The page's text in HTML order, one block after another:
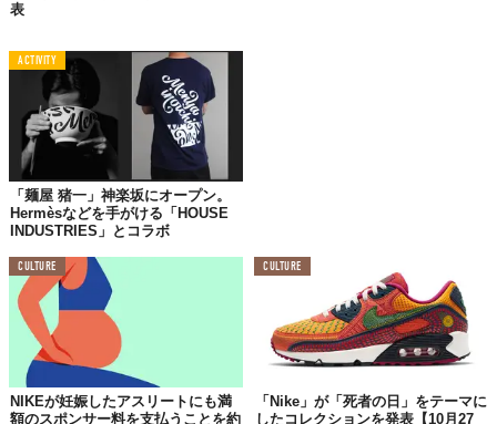
TABI LABO
この世界は、もっと広いはずだ。
表
ACTIVITY
「麺屋 猪一」神楽坂にオープン。
Hermèsなどを手がける「HOUSE
INDUSTRIES」とコラボ
CULTURE
NIKEが妊娠したアスリートにも満
額のスポンサー料を支払うことを約
CULTURE
「Nike」が「死者の日」をテーマに
したコレクションを発表【10月27